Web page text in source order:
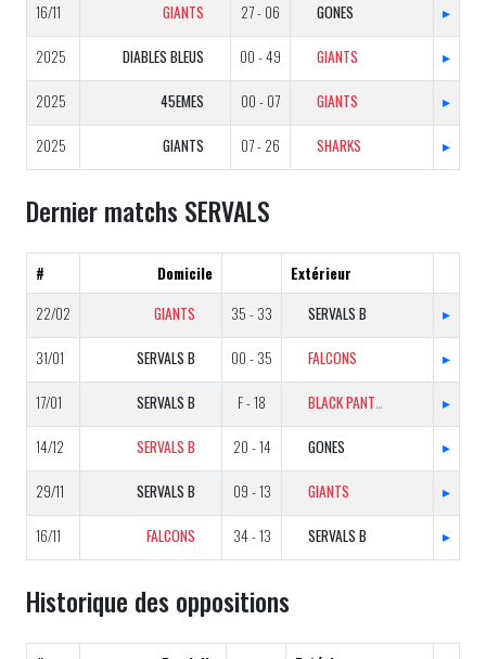
16/11 GIANTS 27 - 06 GONES ▸
2025 DIABLES BLEUS 00 - 49 GIANTS ▸
2025 45EMES 00 - 07 GIANTS ▸
2025 GIANTS 07 - 26 SHARKS ▸
Dernier matchs SERVALS
# Domicile
Extérieur
22/02
GIANTS 35 - 33 SERVALS B ▸
31/01 SERVALS B 00 - 35 FALCONS ▸
17/01 SERVALS B F - 18 BLACK PANTHERS B ▸
14/12 SERVALS B 20 - 14 GONES ▸
29/11 SERVALS B 09 - 13 GIANTS ▸
16/11 FALCONS 34 - 13 SERVALS B ▸
Historique des oppositions